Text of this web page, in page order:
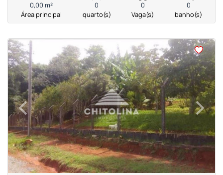
0,00 m²
Área principal
0
quarto(s)
0
Vaga(s)
0
banho(s)
<<< <
‹Previous ›
Next